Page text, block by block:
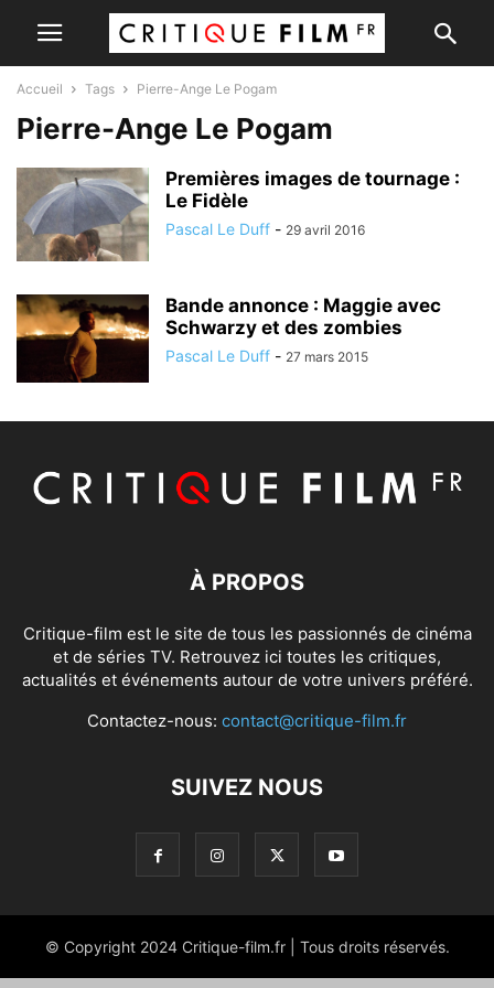
Accueil Tags Pierre-Ange Le Pogam
Pierre-Ange Le Pogam
Premières images de tournage :
Le Fidèle
Pascal Le Duff - 29 avril 2016
Bande annonce : Maggie avec
Schwarzy et des zombies
Pascal Le Duff - 27 mars 2015
À PROPOS
Critique-film est le site de tous les passionnés de cinéma
et de séries TV. Retrouvez ici toutes les critiques,
actualités et événements autour de votre univers préféré.
Contactez-nous: contact@critique-film.fr
SUIVEZ NOUS
© Copyright 2024 Critique-film.fr | Tous droits réservés.